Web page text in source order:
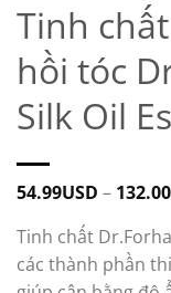
Tinh
hồi tóc
Silk Oil
54.99USD – 132.00
Tinh chất
các thành phần